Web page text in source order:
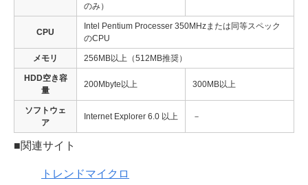
のみ）
CPU
Intel Pentium Processer 350MHzまたは同等スペック
のCPU
メモリ 256MB以上（512MB推奨）
HDD空き容
量
200Mbyte以上 300MB以上
ソフトウェ
ア
Internet Explorer 6.0 以上 －
■関連サイト
トレンドマイクロ